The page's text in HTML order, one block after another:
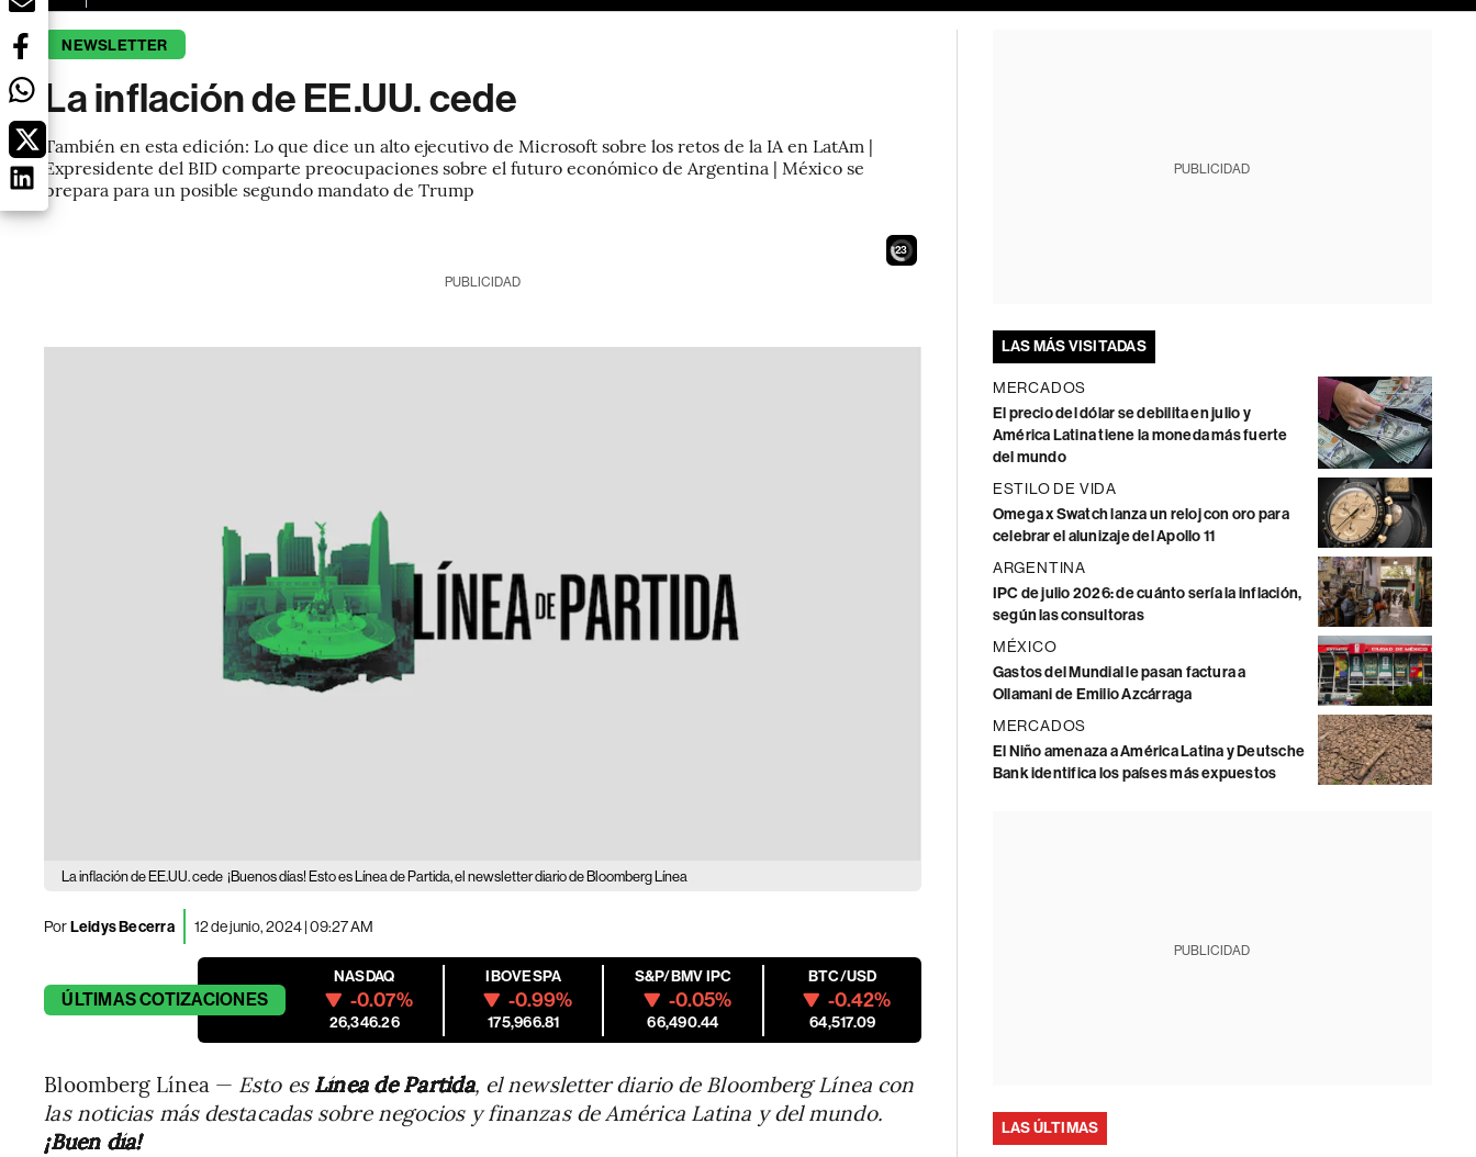
NEWSLETTER
La inflación de EE.UU. cede
También en esta edición: Lo que dice un alto ejecutivo de Microsoft sobre los retos de la IA en LatAm |
Expresidente del BID comparte preocupaciones sobre el futuro económico de Argentina | México se
prepara para un posible segundo mandato de Trump
21
PUBLICIDAD
La inflación de EE.UU. cede ¡Buenos días! Esto es Línea de Partida, el newsletter diario de Bloomberg Línea
PorLeidys Becerra 12 de junio, 2024 | 09:27 AM
ÚLTIMASCOTIZACIONES
NASDAQ
-0.07%
26,346.26
IBOVESPA
-0.99%
175,966.81
S&P/BMV IPC
-0.05%
66,490.44
BTC/USD
-0.42%
64,517.09
Bloomberg Línea — Esto esLínea de Partida, el newsletter diario de Bloomberg Línea con
las noticias más destacadas sobre negocios y finanzas de América Latina y del mundo.
¡Buen día!
PUBLICIDAD
LAS MÁS VISITADAS
MERCADOS
El precio del dólar se debilita en julio y
América Latina tiene la moneda más fuerte
del mundo
ESTILO DE VIDA
Omega x Swatch lanza un reloj con oro para
celebrar el alunizaje del Apollo 11
ARGENTINA
IPC de julio 2026: de cuánto sería la inflación,
según las consultoras
MÉXICO
Gastos del Mundial le pasan factura a
Ollamani de Emilio Azcárraga
MERCADOS
El Niño amenaza a América Latina y Deutsche
Bank identifica los países más expuestos
PUBLICIDAD
LAS ÚLTIMAS